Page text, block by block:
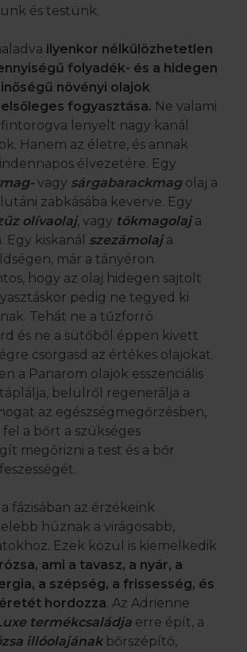
és testünk.
ilyenkor nélkülözhetetlen
folyadék- és a hidegen
növényi olajok
fogyasztása. Ne valami
lenyelt nagy kanál
Hanem az életre, és annak
élvezetére. Egy
vagy sárgabarackmag olaj a
zabkásába keverve. Egy
olívaolaj, vagy tökmagolaja
Egy kiskanál szezámolaja
már a tányéron
hogy az olaj hidegen sajtolt
pedig ne tegyed ki
Tehát ne a tűzforró
és ne a sütőből éppen kivett
csorgasd az értékes olajokat.
a Panarom olajok esszenciális
belülről regenerálja a
az egészségmegőrzésben,
a bőrt a szükséges
megőrizni a test és a bőr
fázisában az érzékeink
húznak a virágosabb,
Ezek közül is kiemelkedik
ami a tavasz, a nyár, a
a szépség, a frissesség, és
hordozza. Az Adrienne
termékcsaládja erre épít, a
illóolajánakbőrszépítő,